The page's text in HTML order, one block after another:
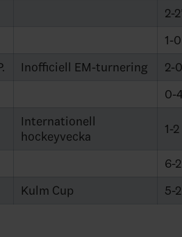
2-
1-0
Inofficiell EM-turnering
2-0
0-
Internationell
hockeyvecka
1-2
6-2
Kulm Cup 5-2